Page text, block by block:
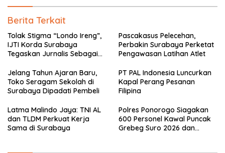
Berita Terkait
Tolak Stigma “Londo Ireng”,
IJTI Korda Surabaya
Tegaskan Jurnalis Sebagai
Pascakasus Pelecehan,
Perbakin Surabaya Perketat
Pengawasan Latihan Atlet
Jelang Tahun Ajaran Baru,
Toko Seragam Sekolah di
Surabaya Dipadati Pembeli
PT PAL Indonesia Luncurkan
Kapal Perang Pesanan
Filipina
Latma Malindo Jaya: TNI AL
dan TLDM Perkuat Kerja
Sama di Surabaya
Polres Ponorogo Siagakan
600 Personel Kawal Puncak
Grebeg Suro 2026 dan